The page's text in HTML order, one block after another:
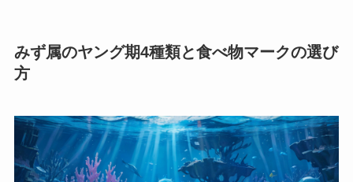
みず属のヤング期4種類と食べ物マークの選び
方